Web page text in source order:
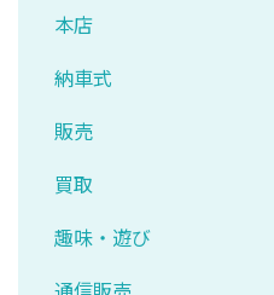
本店
納車式
販売
買取
趣味・遊び